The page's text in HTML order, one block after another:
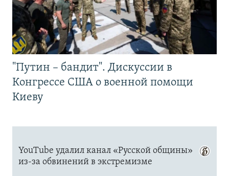
"Путин – бандит". Дискуссии в
Конгрессе США о военной помощи
Киеву